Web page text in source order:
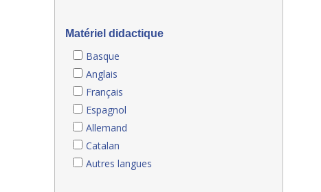
Matériel didactique
Basque
Anglais
Français
Espagnol
Allemand
Catalan
Autres langues